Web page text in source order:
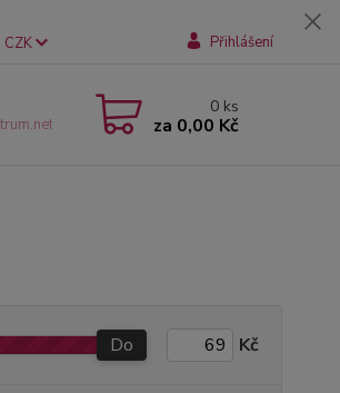
CZK Přihlášení
0 ks
za 0,00 Kč
Do Kč